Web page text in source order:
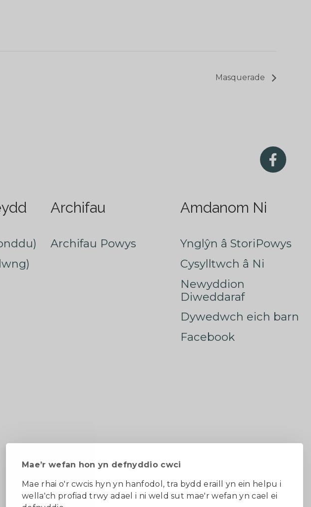
Mae’r wefan hon yn defnyddio cwci
Mae rhai o'r cwcis hyn yn hanfodol, tra bydd eraill yn ein helpu i
wella'ch profiad trwy adael i ni weld sut mae'r wefan yn cael ei
Masquerade
Archifau
Archifau Powys
Amdanom Ni
Ynglŷn â StoriPowys
Cysylltwch â Ni
Newyddion
Diweddaraf
Dywedwch eich barn
Facebook